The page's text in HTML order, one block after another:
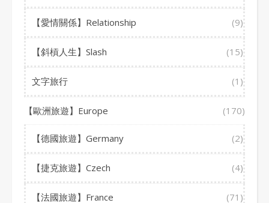
【愛情關係】Relationship (9)
【斜槓人生】Slash (15)
文字旅行 (1)
【歐洲旅遊】Europe (170)
【德國旅遊】Germany (2)
【捷克旅遊】Czech (4)
【法國旅遊】France (71)